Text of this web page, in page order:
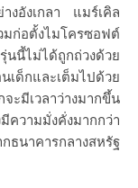
งอังเกลา แมร์เคิล
ก่อตั้งไมโครซอฟต์
นี้ไม่ได้ถูกถ่วงด้วย
ด็กและเต็มไปด้วย
ะมีเวลาว่างมากขึ้น
วามมั่งคั่งมากกว่า
ธนาคารกลางสหรัฐ